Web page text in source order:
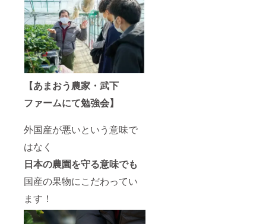
【あまおう農家・武下
ファームにて勉強会】
外国産が悪いという意味で
はなく
日本の農園を守る意味でも
国産の果物にこだわってい
ます！